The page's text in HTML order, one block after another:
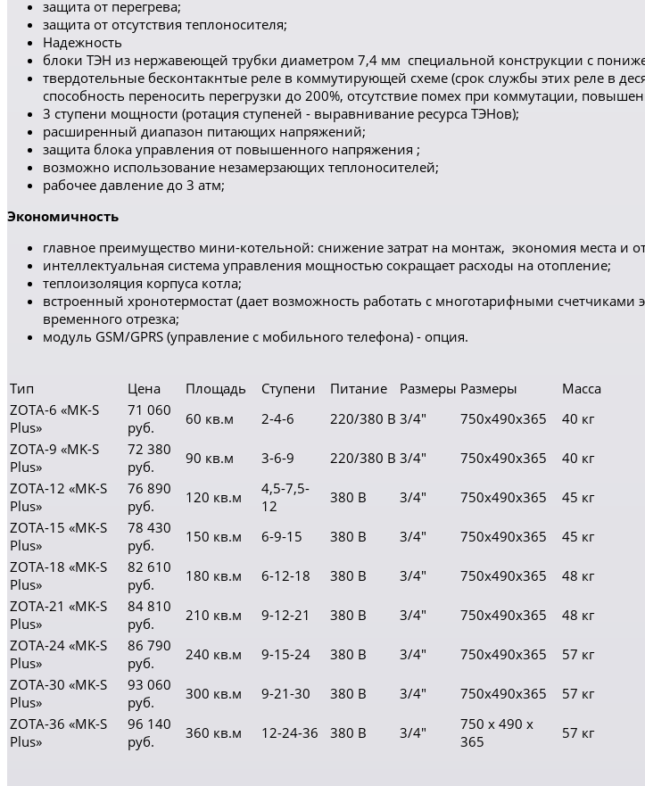
защита от перегрева;
защита от отсутствия теплоносителя;
Надежность
блоки ТЭН из нержавеющей трубки диаметром 7,4 мм специальной конструкции с
твердотельные бесконтакнтые реле в коммутирующей схеме (срок службы этих реле в
способность переносить перегрузки до 200%, отсутствие помех при коммутации,
3 ступени мощности (ротация ступеней - выравнивание ресурса ТЭНов);
расширенный диапазон питающих напряжений;
защита блока управления от повышенного напряжения ;
возможно использование незамерзающих теплоносителей;
рабочее давление до 3 атм;
Экономичность
главное преимущество мини-котельной: снижение затрат на монтаж, экономия места и
интеллектуальная система управления мощностью сокращает расходы на отопление;
теплоизоляция корпуса котла;
встроенный хронотермостат (дает возможность работать с многотарифными счетчиками
временного отрезка;
модуль GSM/GPRS (управление с мобильного телефона) - опция.
Тип Цена Площадь Cтупени Питание Размеры Размеры
Масса
ZOTA-6 «MK-S
Plus»
71 060
руб.
60 кв.м 2-4-6 220/380 В 3/4" 750х490х365
40 кг
ZOTA-9 «MK-S
Plus»
72 380
руб.
90 кв.м 3-6-9 220/380 В 3/4" 750х490х365
40 кг
ZOTA-12 «MK-S
Plus»
76 890
руб.
120 кв.м
4,5-7,5-
12
380 В 3/4" 750х490х365
45 кг
ZOTA-15 «MK-S
Plus»
78 430
руб.
150 кв.м 6-9-15 380 В 3/4" 750х490х365
45 кг
ZOTA-18 «MK-S
Plus»
82 610
руб.
180 кв.м 6-12-18 380 В 3/4" 750х490х365
48 кг
ZOTA-21 «MK-S
Plus»
84 810
руб.
210 кв.м 9-12-21 380 В 3/4" 750х490х365
48 кг
ZOTA-24 «MK-S
Plus»
86 790
руб.
240 кв.м 9-15-24 380 В 3/4" 750х490х365
57 кг
ZOTA-30 «MK-S
Plus»
93 060
руб.
300 кв.м 9-21-30 380 В 3/4" 750х490х365
57 кг
ZOTA-36 «MK-S
Plus»
96 140
руб.
360 кв.м 12-24-36 380 В 3/4"
750 х 490 х
365
57 кг